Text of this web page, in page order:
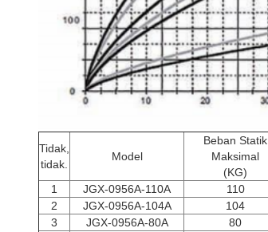
Tidak,
tidak.
Model
Beban Statik
Maksimal
(KG)
1
JGX-0956A-110A 110
2
JGX-0956A-104A 104
3
JGX-0956A-80A 80